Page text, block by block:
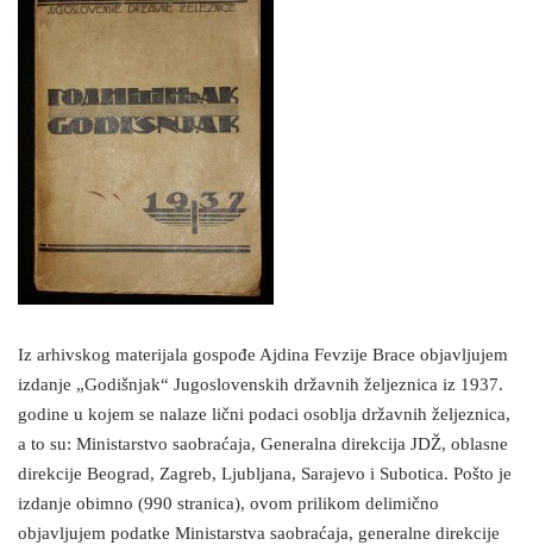
Iz arhivskog materijala gospođe Ajdina Fevzije Brace objavljujem
izdanje „Godišnjak“ Jugoslovenskih državnih željeznica iz 1937.
godine u kojem se nalaze lični podaci osoblja državnih željeznica,
a to su: Ministarstvo saobraćaja, Generalna direkcija JDŽ, oblasne
direkcije Beograd, Zagreb, Ljubljana, Sarajevo i Subotica. Pošto je
izdanje obimno (990 stranica), ovom prilikom delimično
objavljujem podatke Ministarstva saobraćaja, generalne direkcije